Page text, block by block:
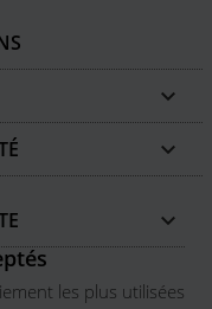



les plus utilisées